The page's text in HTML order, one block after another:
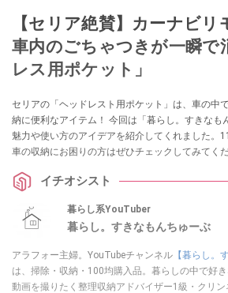
【セリア絶賛】カーナビリ
車内のごちゃつきが一瞬で
レス用ポケット」
セリアの「ヘッドレスト用ポケット」は、車の中
納に便利なアイテム！ 今回は「暮らし。すきなも
魅力や使い方のアイデアを紹介してくれました。
車の収納にお困りの方はぜひチェックしてみてくだ
イチオシスト
暮らし系YouTuber
暮らし。すきなもんちゅーぶ
アラフォー主婦。YouTubeチャンネル 【暮らし。
は、掃除・収納・100均購入品。暮らしの中で好
動画を撮りたく整理収納アドバイザー1級・クリ